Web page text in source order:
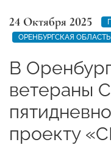
24 Октября 2025
ОРЕНБУРГСКАЯ ОБЛАСТЬ
В
ветераны
проекту